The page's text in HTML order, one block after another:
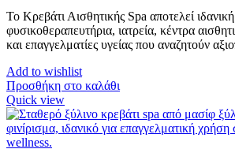
Το Κρεβάτι Αισθητικής Spa αποτελεί
φυσικοθεραπευτήρια, ιατρεία, κέντρα
και επαγγελματίες υγείας που αναζητούν
Add to wishlist
Προσθήκη στο καλάθι
Quick view